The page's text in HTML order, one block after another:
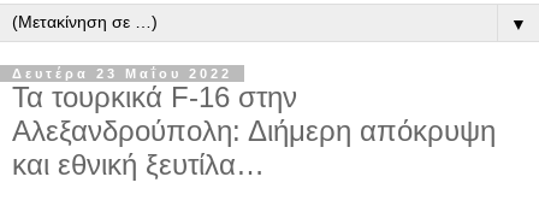
▼
Δευτέρα 23 Μαΐου 2022
Τα τουρκικά F-16 στην
Αλεξανδρούπολη: Διήμερη απόκρυψη
και εθνική ξευτίλα…